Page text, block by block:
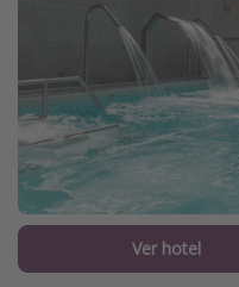
Ver hotel